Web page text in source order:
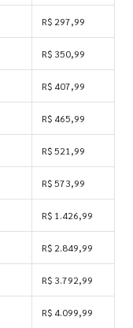
R$ 297,99
R$ 350,99
R$ 407,99
R$ 465,99
R$ 521,99
R$ 573,99
R$ 1.426,99
R$ 2.849,99
R$ 3.792,99
R$ 4.099,99